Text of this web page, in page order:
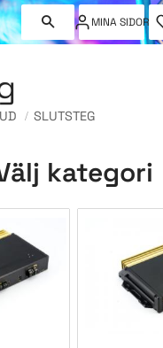
MINA SIDOR
SLUTSTEG
kategori